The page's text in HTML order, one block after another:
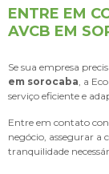
ENTRE EM
AVCB EM
Se sua empresa
em sorocaba, a
serviço eficiente e
Entre em contato
negócio, assegurar a
tranquilidade